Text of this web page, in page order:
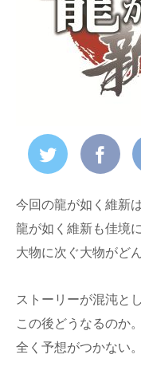
今回の龍が如く維新
龍が如く維新も佳境
大物に次ぐ大物がど
ストーリーが混沌と
この後どうなるのか。
全く予想がつかない。